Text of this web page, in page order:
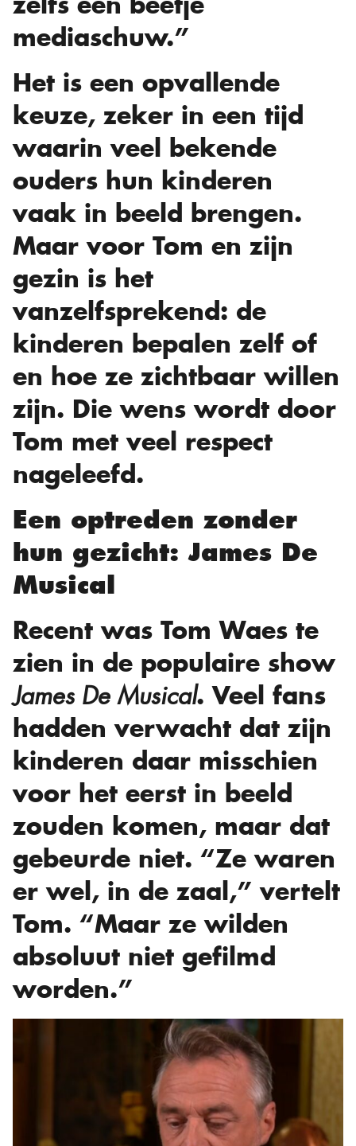
mediaschuw.”
Het is een opvallende
keuze, zeker in een tijd
waarin veel bekende
ouders hun kinderen
vaak in beeld brengen.
Maar voor Tom en zijn
gezin is het
vanzelfsprekend: de
kinderen bepalen zelf of
en hoe ze zichtbaar willen
zijn. Die wens wordt door
Tom met veel respect
nageleefd.
Een optreden zonder
hun gezicht: James De
Musical
Recent was Tom Waes te
zien in de populaire show
James De Musical. Veel fans
hadden verwacht dat zijn
kinderen daar misschien
voor het eerst in beeld
zouden komen, maar dat
gebeurde niet. “Ze waren
er wel, in de zaal,” vertelt
Tom. “Maar ze wilden
absoluut niet gefilmd
worden.”